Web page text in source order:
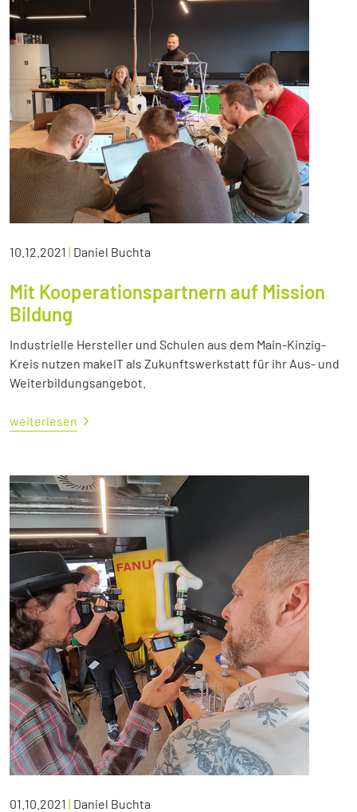
10.12.2021 | Daniel Buchta
Mit Kooperationspartnern auf Mission
Bildung
Industrielle Hersteller und Schulen aus dem Main-Kinzig-
Kreis nutzen makeIT als Zukunftswerkstatt für ihr Aus- und
Weiterbildungsangebot.
weiterlesen
01.10.2021 | Daniel Buchta